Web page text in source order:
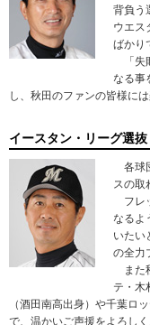
背負う
ウエス
ばかり
「失
なる事
し、秋田のファンの皆様に
イースタン・リーグ選
各球
スの取
フレ
なるよ
いたい
の全力
また
テ・木
（酒田南高出身）や千葉ロ
で、温かいご声援をよろしく